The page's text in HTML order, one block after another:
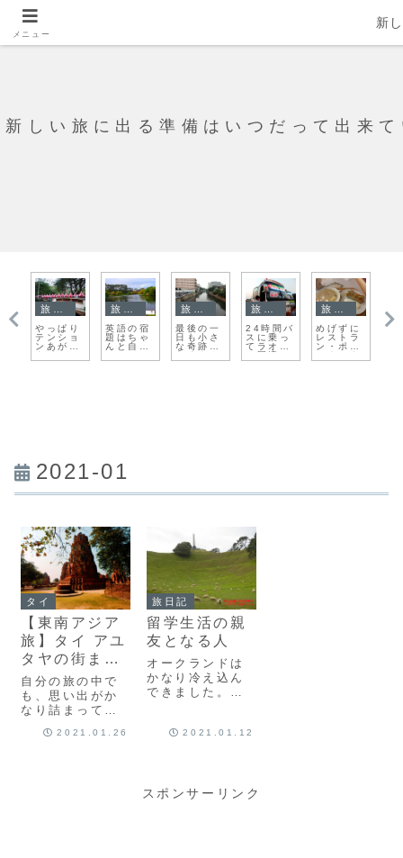
新しい旅に出る準備はいつだって出来
やっぱり
テンショ
ンあがる
タイ！
英語の宿
題はちゃ
んと自分
最後の一
日も小さ
な奇跡が
たくさん
でした。
24時間バ
スに乗っ
てラオス
の国境へ
めげずに
レストラ
ン・ポラ
コウスキ
に再トラ
ど
2021-01
タイ
【東南アジア
旅】タイ アユ
タヤの街まと
め
自分の旅の中で
も、思い出がか
なり詰まってい
困ったことも、
2021.01.26
旅日記
留学生活の親
友となる人
オークランドは
かなり冷え込ん
できました。今
る間、かなり寒
きて、学校が始
2021.01.12
スポンサーリンク
メニュー
新